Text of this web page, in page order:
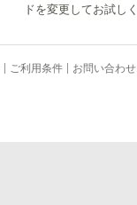
ドを変更してお試し
ご利用条件 お問い合わせ